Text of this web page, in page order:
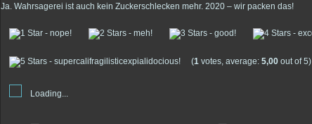
Ja. Wahrsagerei ist auch kein Zuckerschlecken mehr. 2020 – wir packen das!
(1 votes, average: 5,00 out of 5)
Loading...